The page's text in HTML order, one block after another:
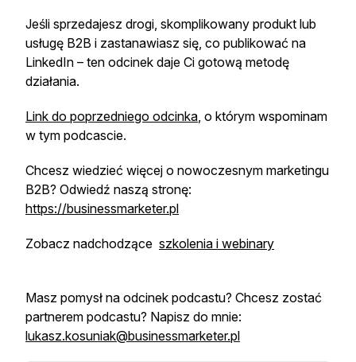
Jeśli sprzedajesz drogi, skomplikowany produkt lub
usługę B2B i zastanawiasz się, co publikować na
LinkedIn – ten odcinek daje Ci gotową metodę
działania.
Link do poprzedniego odcinka, o którym wspominam
w tym podcascie.
Chcesz wiedzieć więcej o nowoczesnym marketingu
B2B? Odwiedź naszą stronę:
https://businessmarketer.pl
Zobacz nadchodzące szkolenia i webinary
Masz pomysł na odcinek podcastu? Chcesz zostać
partnerem podcastu? Napisz do mnie:
lukasz.kosuniak@businessmarketer.pl